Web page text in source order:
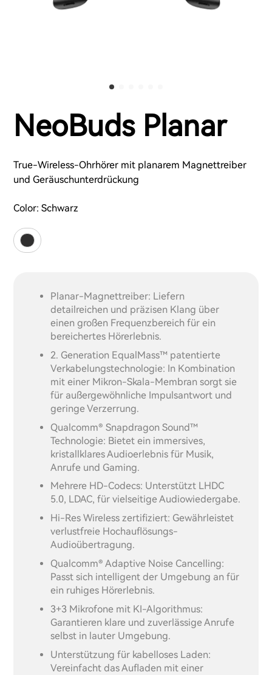
NeoBuds Planar
True-Wireless-Ohrhörer mit planarem Magnettreiber
und Geräuschunterdrückung
Color: Schwarz
Planar-Magnettreiber: Liefern
detailreichen und präzisen Klang über
einen großen Frequenzbereich für ein
bereichertes Hörerlebnis.
2. Generation EqualMass™ patentierte
Verkabelungstechnologie: In Kombination
mit einer Mikron-Skala-Membran sorgt sie
für außergewöhnliche Impulsantwort und
geringe Verzerrung.
Qualcomm® Snapdragon Sound™
Technologie: Bietet ein immersives,
kristallklares Audioerlebnis für Musik,
Anrufe und Gaming.
Mehrere HD-Codecs: Unterstützt LHDC
5.0, LDAC, für vielseitige Audiowiedergabe.
Hi-Res Wireless zertifiziert: Gewährleistet
verlustfreie Hochauflösungs-
Audioübertragung.
Qualcomm® Adaptive Noise Cancelling:
Passt sich intelligent der Umgebung an für
ein ruhiges Hörerlebnis.
3+3 Mikrofone mit KI-Algorithmus:
Garantieren klare und zuverlässige Anrufe
selbst in lauter Umgebung.
Unterstützung für kabelloses Laden:
Vereinfacht das Aufladen mit einer